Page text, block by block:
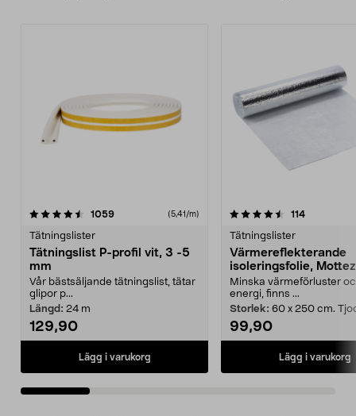
1059recensioner (5,41/m)
Tätningslister
Tätningslist P-profil vit, 3 -5
mm
Vår bästsäljande tätningslist, tätar
glipor p...
Längd: 24 m
129,90
Lägg i varukorg
4.5 av 5 stjärnor 114
Tätningslister
Värmereflekterande
isoleringsfolie, Mottez
Minska värmeförluster
energi, finns ...
Storlek: 60 x 250 cm.
99,90
Lägg i varukorg
3.5 av 5 stjärnor